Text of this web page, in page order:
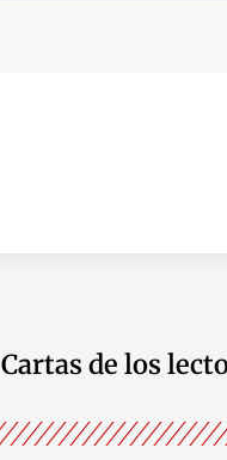
Cartas de los